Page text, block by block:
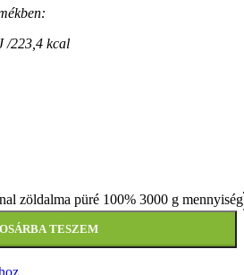
/223,4 kcal
zöldalma püré 100% 3000 g mennyiség
TESZEM